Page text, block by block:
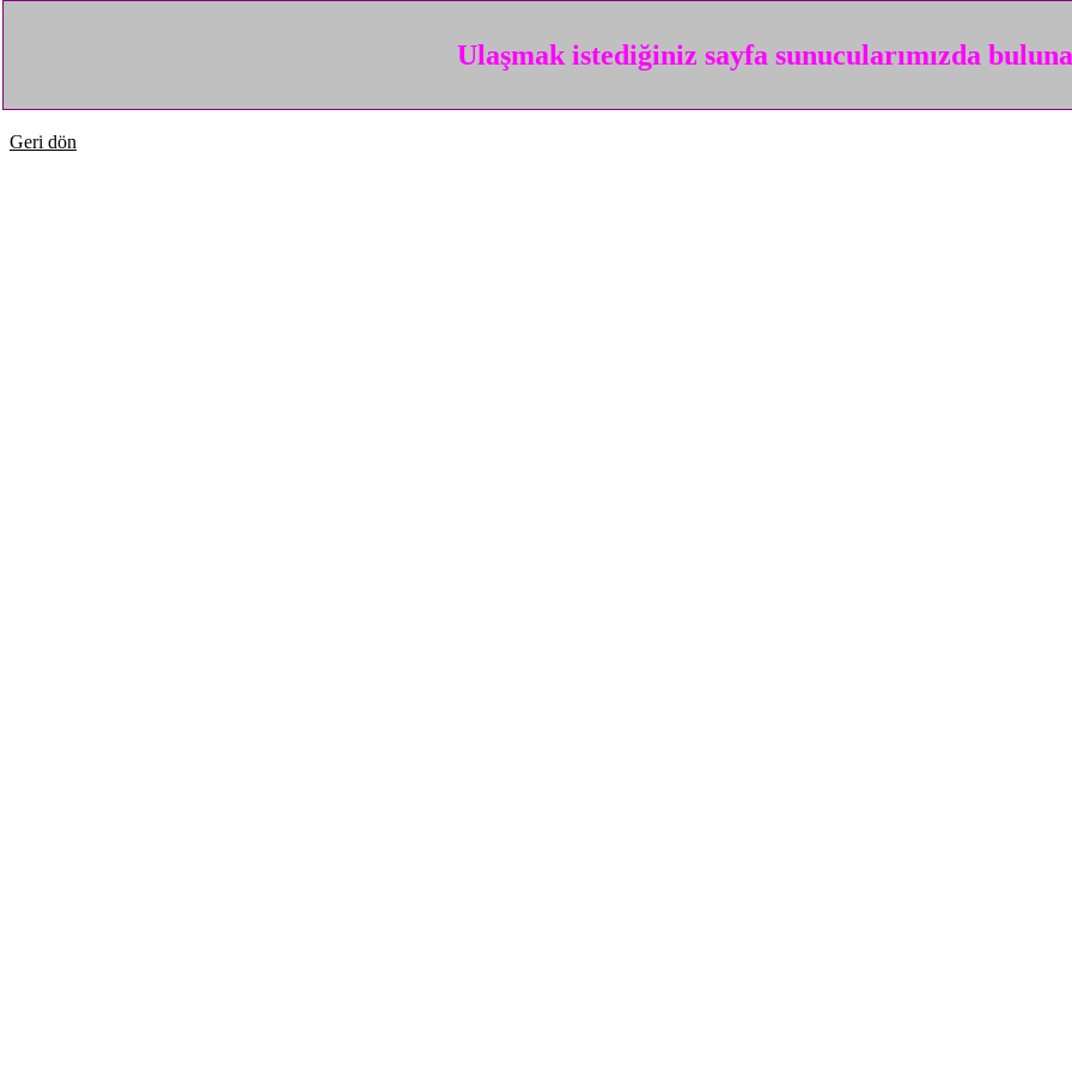
Ulaşmak istediğiniz sayfa sunucularımızda
Geri dön